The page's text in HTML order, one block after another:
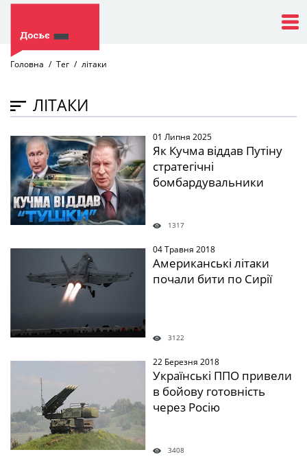
Головна Тег літаки
ЛІТАКИ
" /> 01 Липня 2025
Як Кучма віддав Путіну
стратегічні
бомбардувальники
1317
04 Травня 2018
Американські літаки
почали бити по Сирії
3122
22 Березня 2018
Українські ППО привели
в бойову готовність
через Росію
3408